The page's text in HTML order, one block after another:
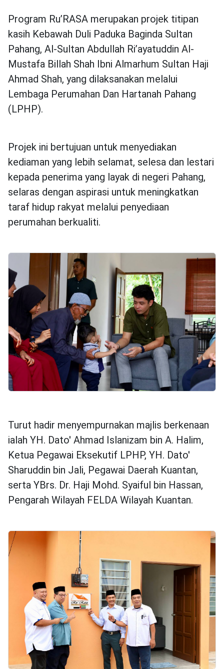
Program Ru’RASA merupakan projek titipan
kasih Kebawah Duli Paduka Baginda Sultan
Pahang, Al-Sultan Abdullah Ri’ayatuddin Al-
Mustafa Billah Shah Ibni Almarhum Sultan Haji
Ahmad Shah, yang dilaksanakan melalui
Lembaga Perumahan Dan Hartanah Pahang
(LPHP).
Projek ini bertujuan untuk menyediakan
kediaman yang lebih selamat, selesa dan lestari
kepada penerima yang layak di negeri Pahang,
selaras dengan aspirasi untuk meningkatkan
taraf hidup rakyat melalui penyediaan
perumahan berkualiti.
Turut hadir menyempurnakan majlis berkenaan
ialah YH. Dato' Ahmad Islanizam bin A. Halim,
Ketua Pegawai Eksekutif LPHP, YH. Dato'
Sharuddin bin Jali, Pegawai Daerah Kuantan,
serta YBrs. Dr. Haji Mohd. Syaiful bin Hassan,
Pengarah Wilayah FELDA Wilayah Kuantan.